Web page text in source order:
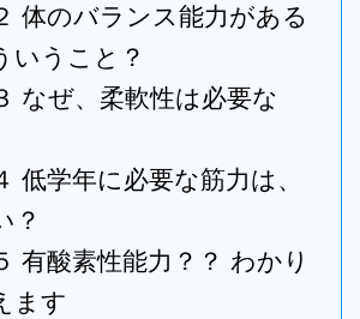
体のバランス能力がある
いうこと？
なぜ、柔軟性は必要な
低学年に必要な筋力は、
？
有酸素性能力？？ わかり
ます